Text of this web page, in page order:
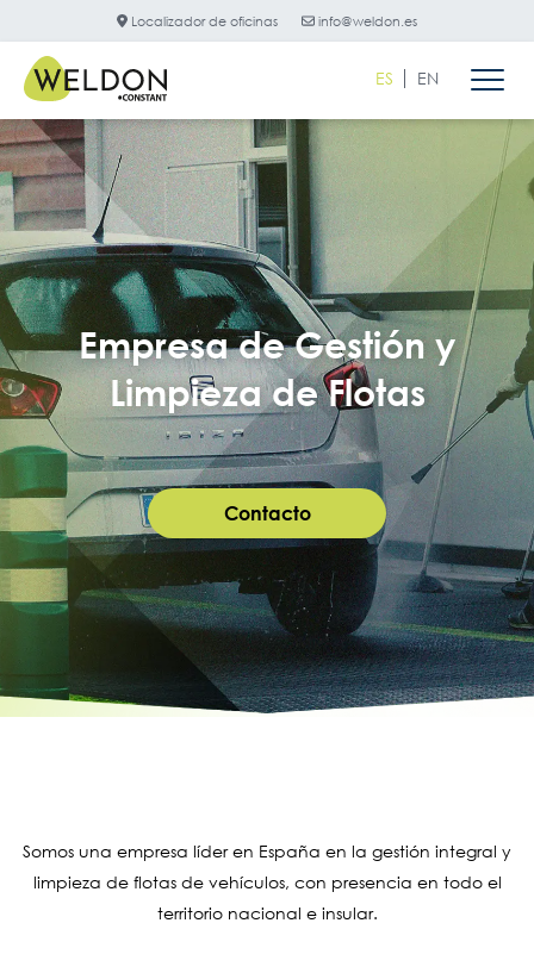
Localizador de oficinas info@weldon.es
ES EN
Empresa de Gestión y
Limpieza de Flotas
Contacto
Somos una empresa líder en España en la gestión integral y
limpieza de flotas de vehículos, con presencia en todo el
territorio nacional e insular.